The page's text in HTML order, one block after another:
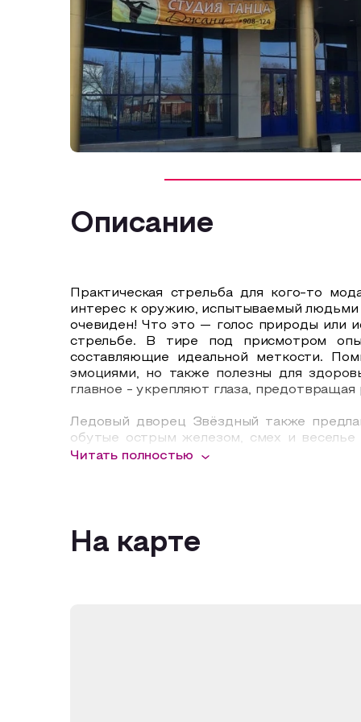
Описание
Практическая стрельба для кого-то
интерес к оружию, испытываемый людьми
очевиден! Что это — голос природы или
стрельбе. В тире под присмотром
составляющие идеальной меткости.
эмоциями, но также полезны для
главное - укрепляют глаза,
Ледовый дворец Звёздный также
обутые острым железом, смех и
существованию зимних видов спорта
Здесь также есть прокат спортивного
Читать полностью
На карте